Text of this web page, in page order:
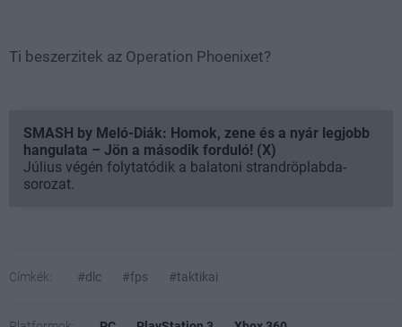
Ti beszerzitek az Operation Phoenixet?
SMASH by Meló-Diák: Homok, zene és a nyár legjobb
hangulata – Jön a második forduló! (X)
Július végén folytatódik a balatoni strandröplabda-
sorozat.
Címkék: #dlc #fps #taktikai